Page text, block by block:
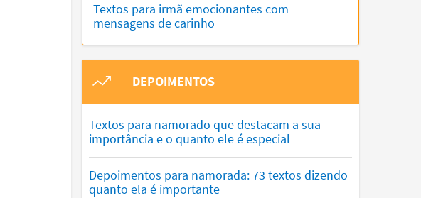
Textos para irmã emocionantes com
mensagens de carinho
DEPOIMENTOS
Textos para namorado que destacam a sua
importância e o quanto ele é especial
Depoimentos para namorada: 73 textos dizendo
quanto ela é importante